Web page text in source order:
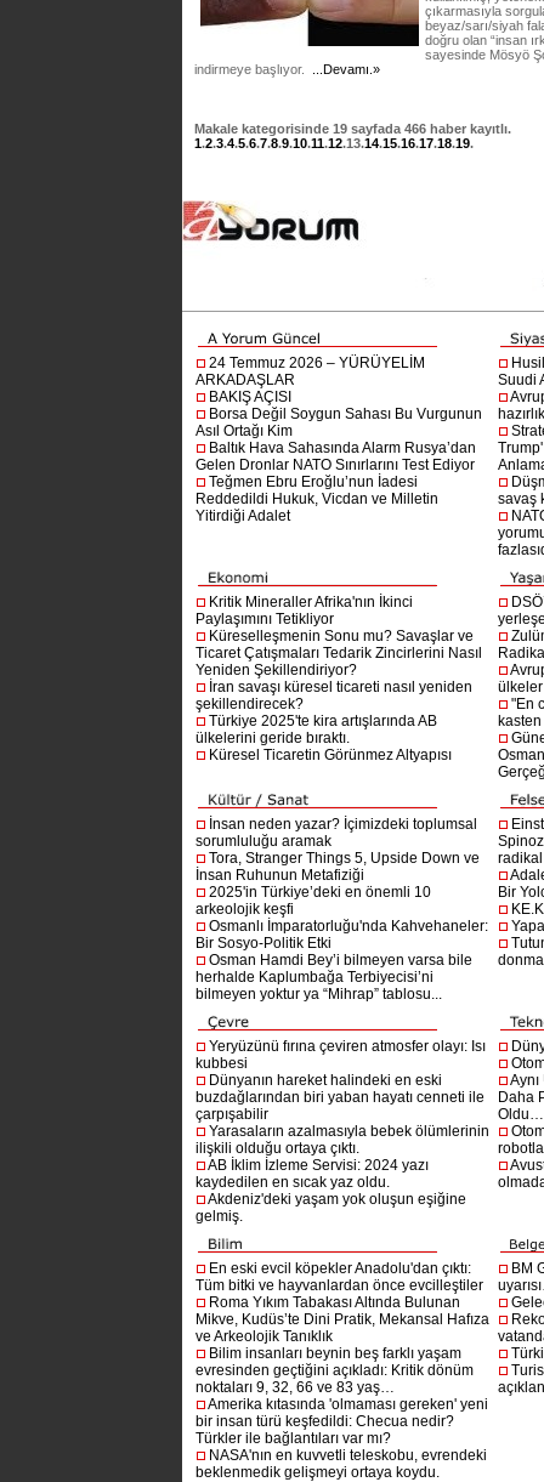
çıkarmasıyla
beyaz/sarı/siyah
doğru olan “insan
sayesinde Mösyö
indirmeye başlıyor.
...Devamı.»
Makale kategorisinde 19 sayfada 466 haber kayıtlı.
1.2.3.4.5.6.7.8.9.10.11.12.13.14.15.16.17.18.19.
24 Temmuz 2026 – YÜRÜYELİM
ARKADAŞLAR
BAKIŞ AÇISI
Borsa Değil Soygun Sahası Bu Vurgunun
Asıl Ortağı Kim
Baltık Hava Sahasında Alarm Rusya’dan
Gelen Dronlar NATO Sınırlarını Test Ediyor
Teğmen Ebru Eroğlu’nun İadesi
Reddedildi Hukuk, Vicdan ve Milletin
Yitirdiği Adalet
Suudi
savaş
Kritik Mineraller Afrika'nın İkinci
Paylaşımını Tetikliyor
Küreselleşmenin Sonu mu? Savaşlar ve
Ticaret Çatışmaları Tedarik Zincirlerini Nasıl
Yeniden Şekillendiriyor?
İran savaşı küresel ticareti nasıl yeniden
şekillendirecek?
Türkiye 2025'te kira artışlarında AB
ülkelerini geride bıraktı.
Küresel Ticaretin Görünmez Altyapısı
"En
İnsan neden yazar? İçimizdeki toplumsal
sorumluluğu aramak
Tora, Stranger Things 5, Upside Down ve
İnsan Ruhunun Metafiziği
2025'in Türkiye’deki en önemli 10
arkeolojik keşfi
Osmanlı İmparatorluğu'nda Kahvehaneler:
Bir Sosyo-Politik Etki
Osman Hamdi Bey’i bilmeyen varsa bile
herhalde Kaplumbağa Terbiyecisi’ni
bilmeyen yoktur ya “Mihrap” tablosu...
Bir
Yeryüzünü fırına çeviren atmosfer olayı: Isı
kubbesi
Dünyanın hareket halindeki en eski
buzdağlarından biri yaban hayatı cenneti ile
çarpışabilir
Yarasaların azalmasıyla bebek ölümlerinin
ilişkili olduğu ortaya çıktı.
AB İklim İzleme Servisi: 2024 yazı
kaydedilen en sıcak yaz oldu.
Akdeniz'deki yaşam yok oluşun eşiğine
gelmiş.
Daha
Oldu…
En eski evcil köpekler Anadolu'dan çıktı:
Tüm bitki ve hayvanlardan önce evcilleştiler
Roma Yıkım Tabakası Altında Bulunan
Mikve, Kudüs’te Dini Pratik, Mekansal Hafıza
ve Arkeolojik Tanıklık
Bilim insanları beynin beş farklı yaşam
evresinden geçtiğini açıkladı: Kritik dönüm
noktaları 9, 32, 66 ve 83 yaş…
Amerika kıtasında 'olmaması gereken' yeni
bir insan türü keşfedildi: Checua nedir?
Türkler ile bağlantıları var mı?
NASA'nın en kuvvetli teleskobu, evrendeki
beklenmedik gelişmeyi ortaya koydu.
BM